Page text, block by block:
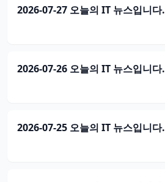
2026-07-27 오늘의 IT 뉴스입니다.
2026-07-26 오늘의 IT 뉴스입니다.
2026-07-25 오늘의 IT 뉴스입니다.